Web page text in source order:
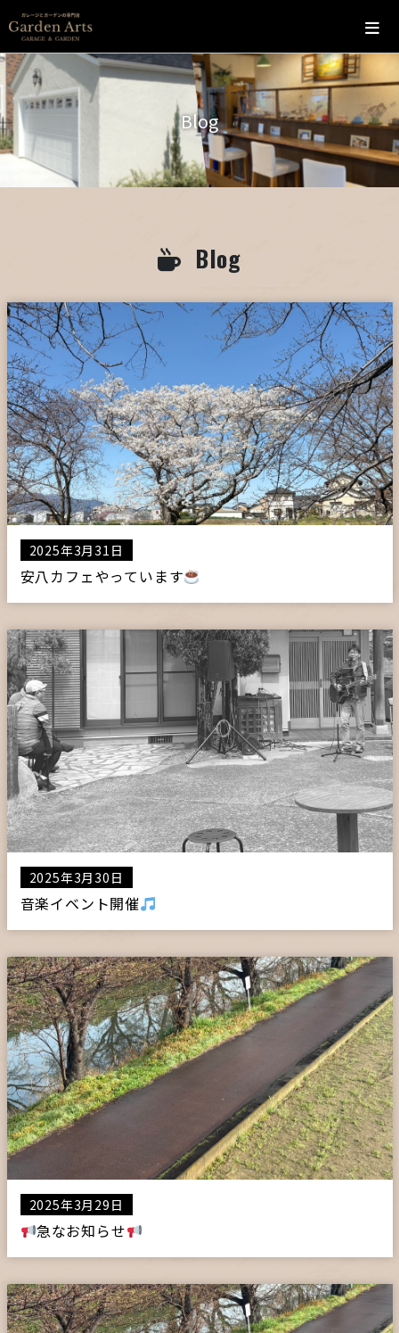
ホーム
会社概要
こだわり
カフェ
お問い合わせ
プライバシーポリシー
サイトマップ
片田舎の小さなカフェ ガーデンアーツ
Blog
Blog
2025年3月31日
安八カフェやっています
2025年3月30日
音楽イベント開催
2025年3月29日
急なお知らせ